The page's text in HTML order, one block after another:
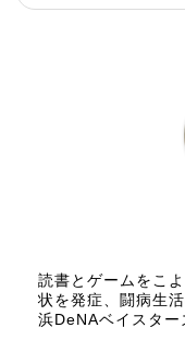
読書とゲームをこ
状を発症、闘病生
浜DeNAベイスター